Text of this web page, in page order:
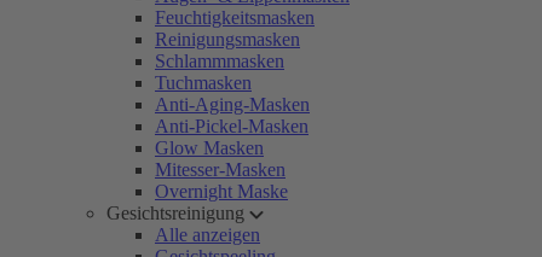
Feuchtigkeitsmasken
Reinigungsmasken
Schlammmasken
Tuchmasken
Anti-Aging-Masken
Anti-Pickel-Masken
Glow Masken
Mitesser-Masken
Overnight Maske
Gesichtsreinigung
Alle anzeigen